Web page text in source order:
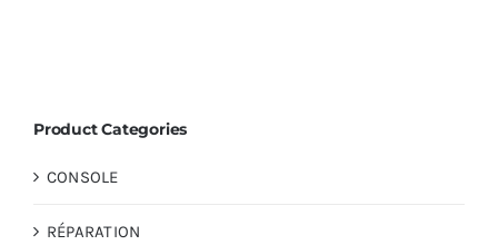
Product Categories
CONSOLE
RÉPARATION